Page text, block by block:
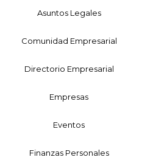
Asuntos Legales
Comunidad Empresarial
Directorio Empresarial
Empresas
Eventos
Finanzas Personales